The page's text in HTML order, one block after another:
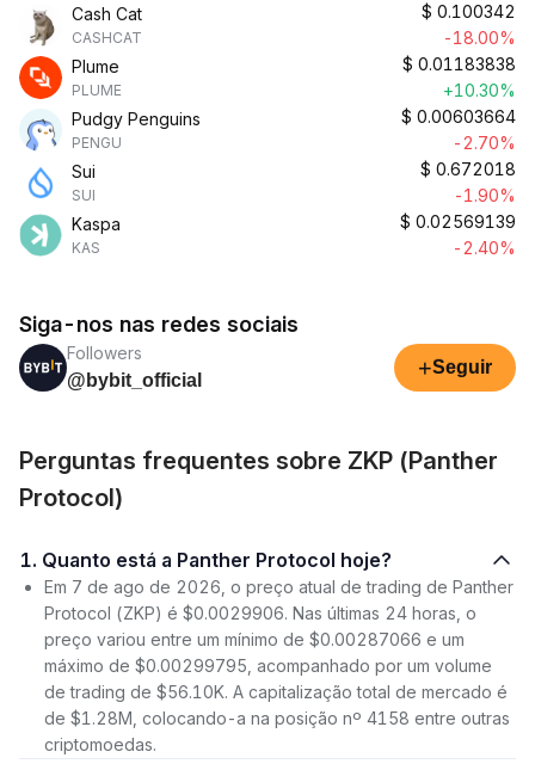
Cash Cat
CASHCAT
$ 0.100342
-18.00%
Plume
PLUME
$ 0.01183838
+10.30%
Pudgy Penguins
PENGU
$ 0.00603664
-2.70%
Sui
SUI
$ 0.672018
-1.90%
Kaspa
KAS
$ 0.02569139
-2.40%
Siga-nos nas redes sociais
Followers
@bybit_official
+Seguir
Perguntas frequentes sobre ZKP (Panther
Protocol)
1. Quanto está a Panther Protocol hoje?
Em 7 de ago de 2026, o preço atual de trading de Panther
Protocol (ZKP) é $0.0029906. Nas últimas 24 horas, o
preço variou entre um mínimo de $0.00287066 e um
máximo de $0.00299795, acompanhado por um volume
de trading de $56.10K. A capitalização total de mercado é
de $1.28M, colocando-a na posição nº 4158 entre outras
criptomoedas.